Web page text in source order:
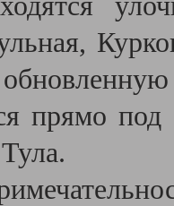
прямо под